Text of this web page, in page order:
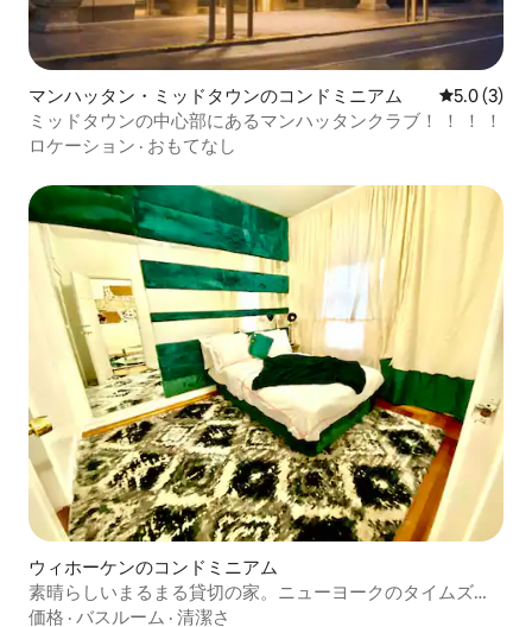
マンハッタン・ミッドタウンのコンドミニアム レビュー3
5.0 (3)
ミッドタウンの中心部にあるマンハッタンクラブ！ ！ ！ ！
ロケーション · おもてなし
ウィホーケンのコンドミニアム
素晴らしいまるまる貸切の家。ニューヨークのタイムズス
クエアまで数分
価格 · バスルーム · 清潔さ